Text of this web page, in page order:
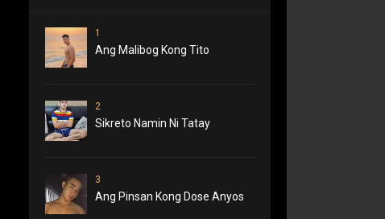
1
Ang Malibog Kong Tito
2
Sikreto Namin Ni Tatay
3
Ang Pinsan Kong Dose Anyos